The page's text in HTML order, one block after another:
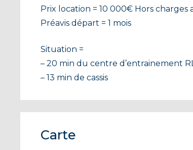
Prix location = 10 000€ Hors
Préavis départ = 1 mois
Situation =
– 20 min du centre d’entrainement
– 13 min de cassis
Carte